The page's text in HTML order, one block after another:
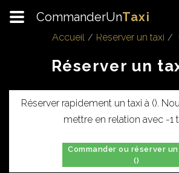
CommanderUnTaxi
Accueil Réserver un taxi
Réserver un
Réserver rapidement un taxi à ().
mettre en relation avec -1
Commander ou réserver
()